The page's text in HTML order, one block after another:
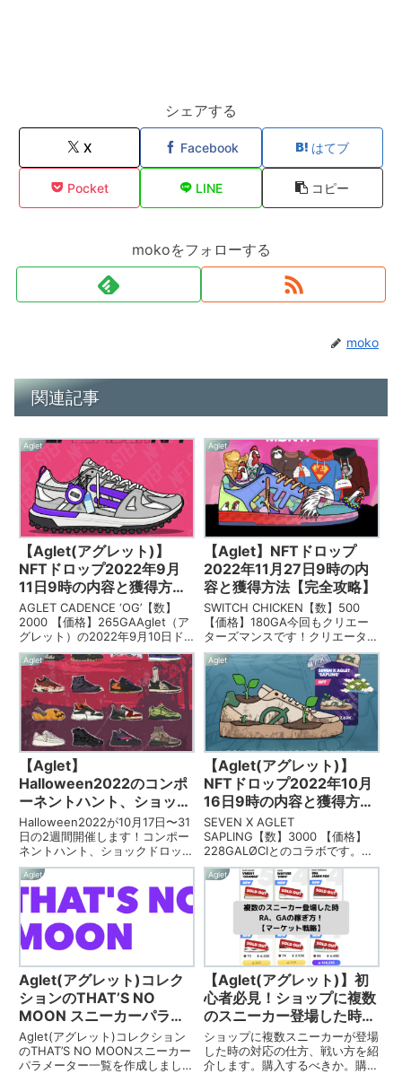
シェアする
X Facebook はてブ
Pocket LINE コピー
mokoをフォローする
moko
関連記事
Aglet
【Aglet(アグレット)】
NFTドロップ2022年9月
11日9時の内容と獲得方法
【完全攻略】
AGLET CADENCE ‘OG’【数】
2000 【価格】265GAAglet（ア
グレット）の2022年9月10日ド
ロップされるNFTシューズの内容
と獲得方法をまとめています。購
入方法だけでなく、獲得戦略を記
載していますので、参考にして
く...
Aglet
【Aglet】NFTドロップ
2022年11月27日9時の内
容と獲得方法【完全攻略】
SWITCH CHICKEN【数】500
【価格】180GA今回もクリエー
ターズマンスです！クリエーター
のNFTスニーカーで、注目度高い
です。AgletNFTシューズの内容
と獲得方法をまとめています。購
入方法だけでなく、獲得戦略を記
載してい...
Aglet
【Aglet】
Halloween2022のコンポ
ーネントハント、ショック
ドロップを解説
Halloween2022が10月17日〜31
日の2週間開催します！コンポー
ネントハント、ショックドロッ
プ、さらに新しくコレクションも
追加されます。
Aglet
【Aglet(アグレット)】
NFTドロップ2022年10月
16日9時の内容と獲得方法
【完全攻略】
SEVEN X AGLET
SAPLING【数】3000 【価格】
228GALØCIとのコラボです。
AgletNFTシューズの内容と獲得
方法をまとめています。購入方法
だけでなく、獲得戦略を記載して
いますので、参考にしてくださ
Aglet
Aglet(アグレット)コレク
ションのTHAT’S NO
MOON スニーカーパラメ
ーター一覧
Aglet(アグレット)コレクション
のTHAT’S NO MOONスニーカー
パラメーター一覧を作成しまし
Aglet
【Aglet(アグレット)】初
心者必見！ショップに複数
のスニーカー登場した時の
RA、GAの稼ぎ方！【マー
ケット戦略】
ショップに複数スニーカーが登場
した時の対応の仕方、戦い方を紹
介します。購入するべきか。購入